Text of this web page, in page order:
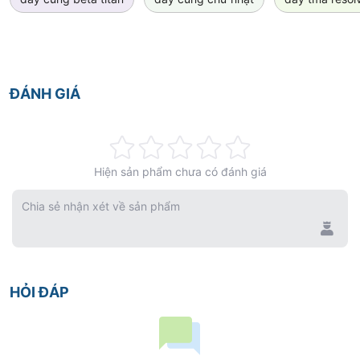
ĐÁNH GIÁ
0%
Hiện sản phẩm chưa có đánh giá
Chia sẻ nhận xét về sản phẩm
HỎI ĐÁP